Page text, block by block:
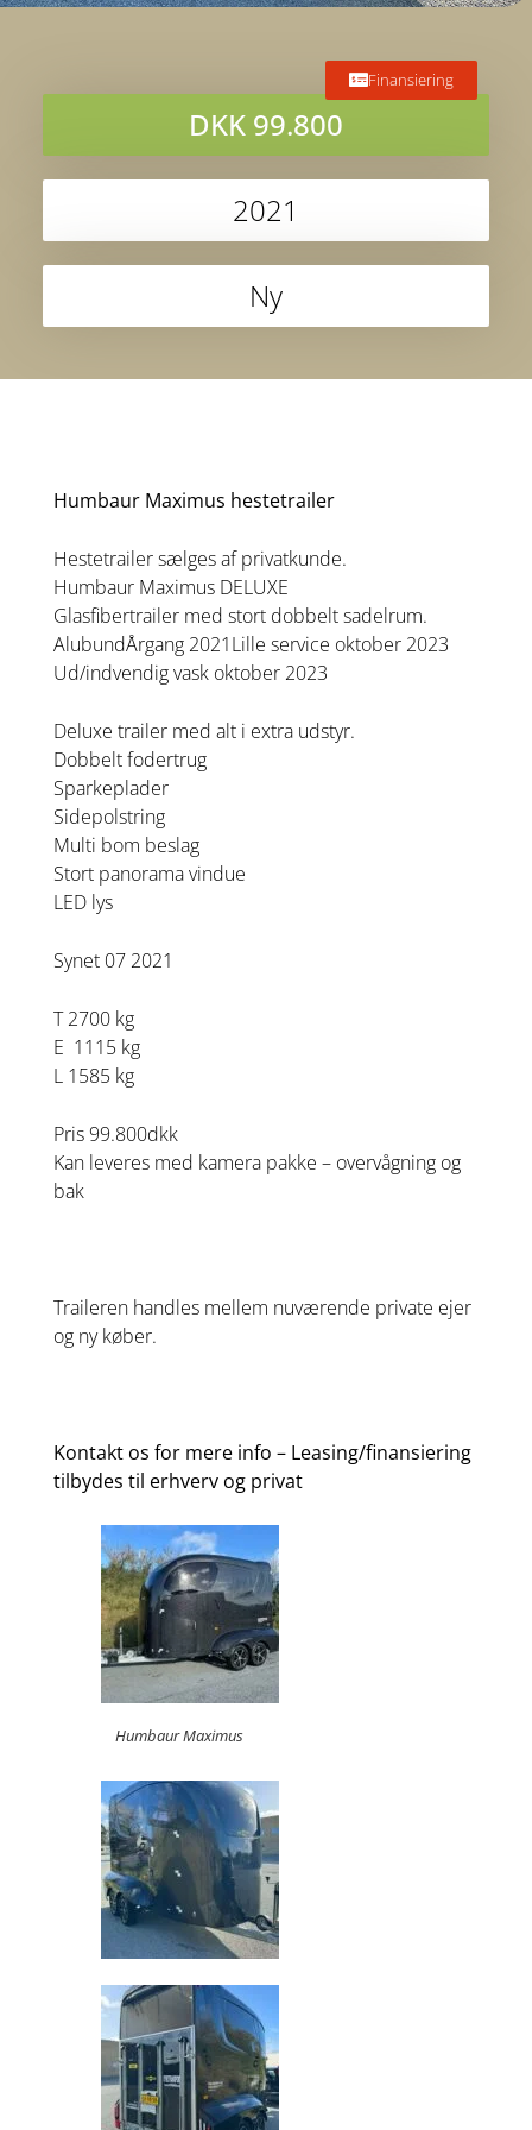
Finansiering
DKK 99.800
2021
Ny
Humbaur Maximus hestetrailer
Hestetrailer sælges af privatkunde.
Humbaur Maximus DELUXE
Glasfibertrailer med stort dobbelt sadelrum.
AlubundÅrgang 2021Lille service oktober 2023
Ud/indvendig vask oktober 2023
Deluxe trailer med alt i extra udstyr.
Dobbelt fodertrug
Sparkeplader
Sidepolstring
Multi bom beslag
Stort panorama vindue
LED lys
Synet 07 2021
T 2700 kg
E 1115 kg
L 1585 kg
Pris 99.800dkk
Kan leveres med kamera pakke – overvågning og
bak
Traileren handles mellem nuværende private ejer
og ny køber.
Kontakt os for mere info – Leasing/finansiering
tilbydes til erhverv og privat
Humbaur Maximus